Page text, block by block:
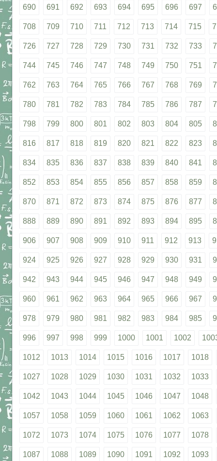
690 691 692 693 694 695 696 697
708 709 710 711 712 713 714 715
726 727 728 729 730 731 732 733
744 745 746 747 748 749 750 751
762 763 764 765 766 767 768 769
780 781 782 783 784 785 786 787
798 799 800 801 802 803 804 805
816 817 818 819 820 821 822 823
834 835 836 837 838 839 840 841
852 853 854 855 856 857 858 859
870 871 872 873 874 875 876 877
888 889 890 891 892 893 894 895
906 907 908 909 910 911 912 913
924 925 926 927 928 929 930 931
942 943 944 945 946 947 948 949
960 961 962 963 964 965 966 967
978 979 980 981 982 983 984 985
996 997 998 999 1000 1001 1002
1012 1013 1014 1015 1016 1017 1018
1027 1028 1029 1030 1031 1032 1033
1042 1043 1044 1045 1046 1047 1048
1057 1058 1059 1060 1061 1062 1063
1072 1073 1074 1075 1076 1077 1078
1087 1088 1089 1090 1091 1092 1093